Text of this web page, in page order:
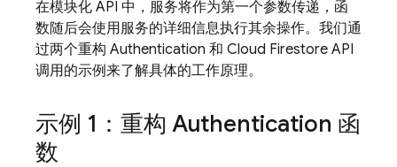
在模块化 API 中，服务将作为第一个参数传递，函
数随后会使用服务的详细信息执行其余操作。我们通
过两个重构 Authentication 和 Cloud Firestore API
调用的示例来了解具体的工作原理。
示例 1：重构 Authentication 函
数